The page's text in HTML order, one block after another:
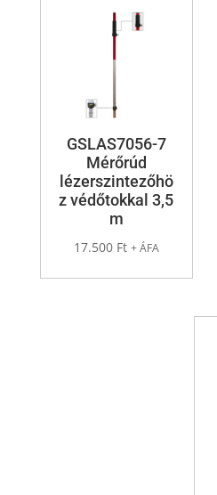
GSLAS7056-7
Mérőrúd
lézerszintezőhö
z védőtokkal 3,5
m
17.500 Ft + ÁFA